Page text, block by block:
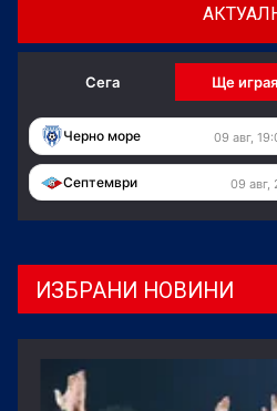
Сега Ще
Черно море 09 авг,
Септември 09 авг,
ИЗБРАНИ НОВИНИ